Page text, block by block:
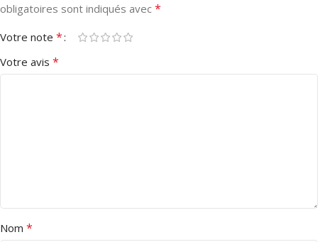
obligatoires sont indiqués avec *
Votre note *
Votre avis *
Nom *